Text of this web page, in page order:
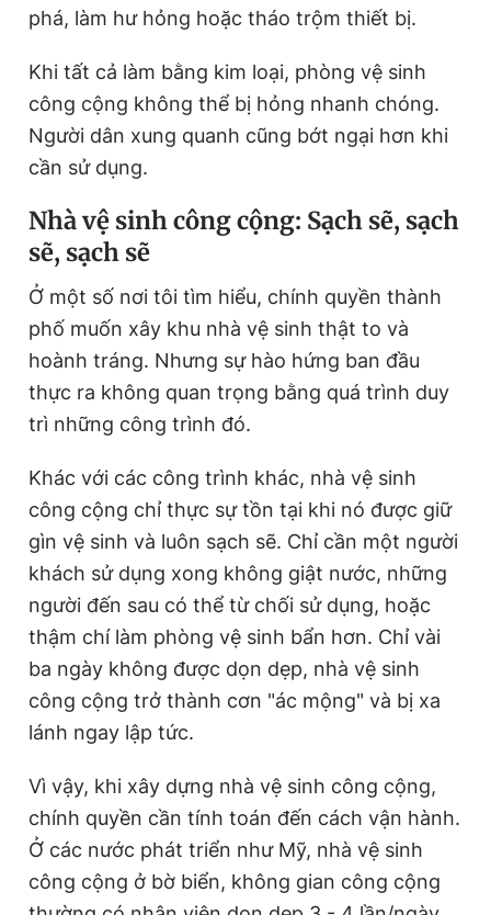
phá, làm hư hỏng hoặc tháo trộm thiết bị.
Khi tất cả làm bằng kim loại, phòng vệ sinh
công cộng không thể bị hỏng nhanh chóng.
Người dân xung quanh cũng bớt ngại hơn khi
cần sử dụng.
Nhà vệ sinh công cộng: Sạch sẽ, sạch
sẽ, sạch sẽ
Ở một số nơi tôi tìm hiểu, chính quyền thành
phố muốn xây khu nhà vệ sinh thật to và
hoành tráng. Nhưng sự hào hứng ban đầu
thực ra không quan trọng bằng quá trình duy
trì những công trình đó.
Khác với các công trình khác, nhà vệ sinh
công cộng chỉ thực sự tồn tại khi nó được giữ
gìn vệ sinh và luôn sạch sẽ. Chỉ cần một người
khách sử dụng xong không giật nước, những
người đến sau có thể từ chối sử dụng, hoặc
thậm chí làm phòng vệ sinh bẩn hơn. Chỉ vài
ba ngày không được dọn dẹp, nhà vệ sinh
công cộng trở thành cơn "ác mộng" và bị xa
lánh ngay lập tức.
Vì vậy, khi xây dựng nhà vệ sinh công cộng,
chính quyền cần tính toán đến cách vận hành.
Ở các nước phát triển như Mỹ, nhà vệ sinh
công cộng ở bờ biển, không gian công cộng